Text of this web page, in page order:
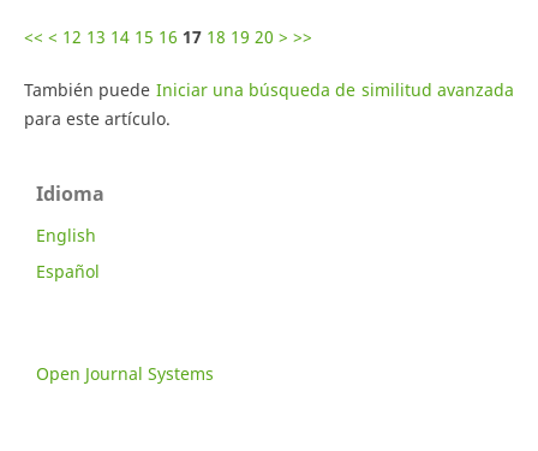
<< < 12 13 14 15 16 17 18 19 20 > >>
También puede Iniciar una búsqueda de similitud avanzada
para este artículo.
Idioma
English
Español
Open Journal Systems